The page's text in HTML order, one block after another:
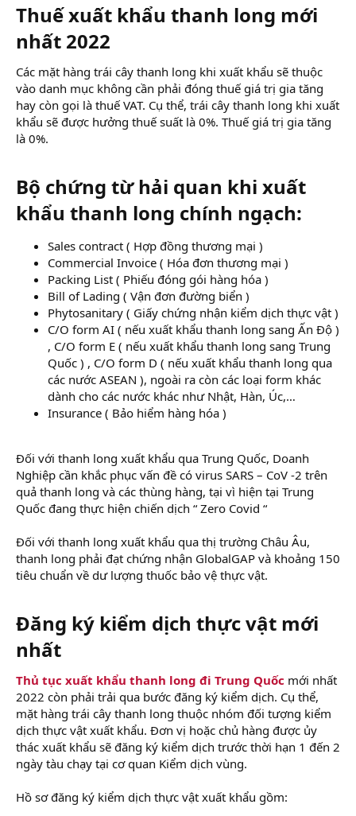
Thuế xuất khẩu thanh long mới
nhất 2022​
Các mặt hàng trái cây thanh long khi xuất khẩu sẽ thuộc
vào danh mục không cần phải đóng thuế giá trị gia tăng
hay còn gọi là thuế VAT. Cụ thể, trái cây thanh long khi xuất
khẩu sẽ được hưởng thuế suất là 0%. Thuế giá trị gia tăng
là 0%.
Bộ chứng từ hải quan khi xuất
khẩu thanh long chính ngạch:​
Sales contract ( Hợp đồng thương mại )
Commercial Invoice ( Hóa đơn thương mại )
Packing List ( Phiếu đóng gói hàng hóa )
Bill of Lading ( Vận đơn đường biển )
Phytosanitary ( Giấy chứng nhận kiểm dịch thực vật )
C/O form AI ( nếu xuất khẩu thanh long sang Ấn Độ )
, C/O form E ( nếu xuất khẩu thanh long sang Trung
Quốc ) , C/O form D ( nếu xuất khẩu thanh long qua
các nước ASEAN ), ngoài ra còn các loại form khác
dành cho các nước khác như Nhật, Hàn, Úc,…
Insurance ( Bảo hiểm hàng hóa )
Đối với thanh long xuất khẩu qua Trung Quốc, Doanh
Nghiệp cần khắc phục vấn đề có virus SARS – CoV -2 trên
quả thanh long và các thùng hàng, tại vì hiện tại Trung
Quốc đang thực hiện chiến dịch “ Zero Covid “
Đối với thanh long xuất khẩu qua thị trường Châu Âu,
thanh long phải đạt chứng nhận GlobalGAP và khoảng 150
tiêu chuẩn về dư lượng thuốc bảo vệ thực vật.
Đăng ký kiểm dịch thực vật mới
nhất​
Thủ tục xuất khẩu thanh long đi Trung Quốc mới nhất
2022 còn phải trải qua bước đăng ký kiểm dịch. Cụ thể,
mặt hàng trái cây thanh long thuộc nhóm đối tượng kiểm
dịch thực vật xuất khẩu. Đơn vị hoặc chủ hàng được ủy
thác xuất khẩu sẽ đăng ký kiểm dịch trước thời hạn 1 đến 2
ngày tàu chạy tại cơ quan Kiểm dịch vùng.
Hồ sơ đăng ký kiểm dịch thực vật xuất khẩu gồm: